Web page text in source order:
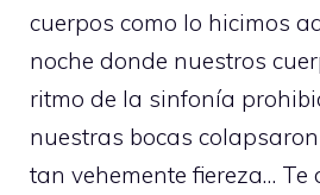
cuerpos como lo hicimos
noche donde nuestros
ritmo de la sinfonía
nuestras bocas
tan vehemente fiereza… Te